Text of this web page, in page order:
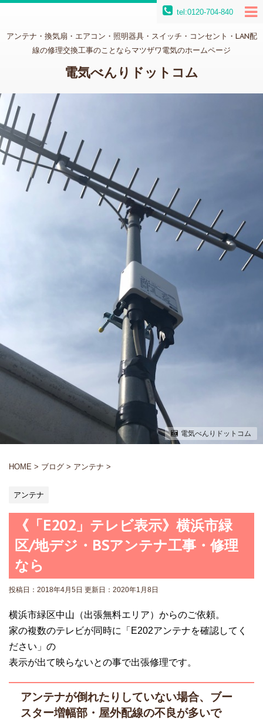
tel:0120-704-840
アンテナ・換気扇・エアコン・照明器具・スイッチ・コンセント・LAN配
線の修理交換工事のことならマツザワ電気のホームページ
電気べんりドットコム
電気べんりドットコム
HOME > ブログ > アンテナ >
アンテナ
《「E202」テレビ表示》横浜市緑
区/地デジ・BSアンテナ工事・修理
なら
投稿日：2018年4月5日 更新日： 2020年1月8日
横浜市緑区中山（出張無料エリア）からのご依頼。
家の複数のテレビが同時に「E202アンテナを確認してく
ださい」の
表示が出て映らないとの事で出張修理です。
アンテナが倒れたりしていない場合、ブー
スター増幅部・屋外配線の不良が多いで